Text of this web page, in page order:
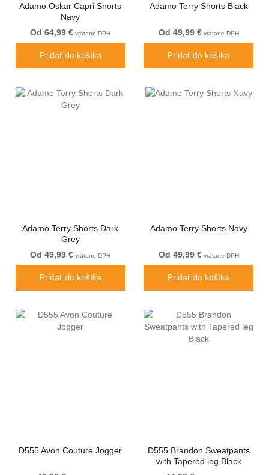
Adamo Oskar Capri Shorts
Navy
Od 64,99 € vrátane DPH
Pridať do košíka
Adamo Terry Shorts Black
Od 49,99 €vrátane DPH
Pridať do košíka
Adamo Terry Shorts Dark
Grey
Od 49,99 € vrátane DPH
Pridať do košíka
Adamo Terry Shorts Navy
Od 49,99 €vrátane DPH
Pridať do košíka
D555 Avon Couture Jogger
D555 Brandon Sweatpants
with Tapered leg Black